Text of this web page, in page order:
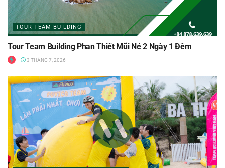
TOUR TEAM BUILDING
Tour Team Building Phan Thiết Mũi Né 2 Ngày 1 Đêm
3 THÁNG 7, 2026